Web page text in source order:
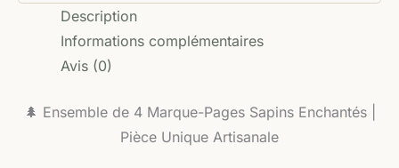
Description
Informations complémentaires
Avis (0)
🌲 Ensemble de 4 Marque-Pages Sapins Enchantés |
Pièce Unique Artisanale